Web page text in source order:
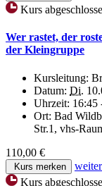
Kurs
Wer rastet, der
der Kleingruppe
Kursleitung:
Datum: Di.
Uhrzeit: 16:45
Ort: Bad
Str.1, vhs-
110,00 €
Kurs merken
Kurs